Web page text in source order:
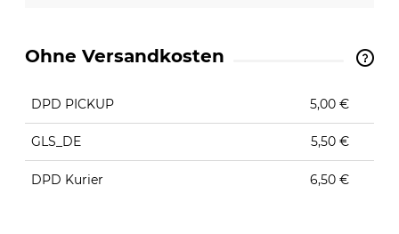
Ohne Versandkosten
DPD PICKUP 5,00 €
GLS_DE 5,50 €
DPD Kurier 6,50 €